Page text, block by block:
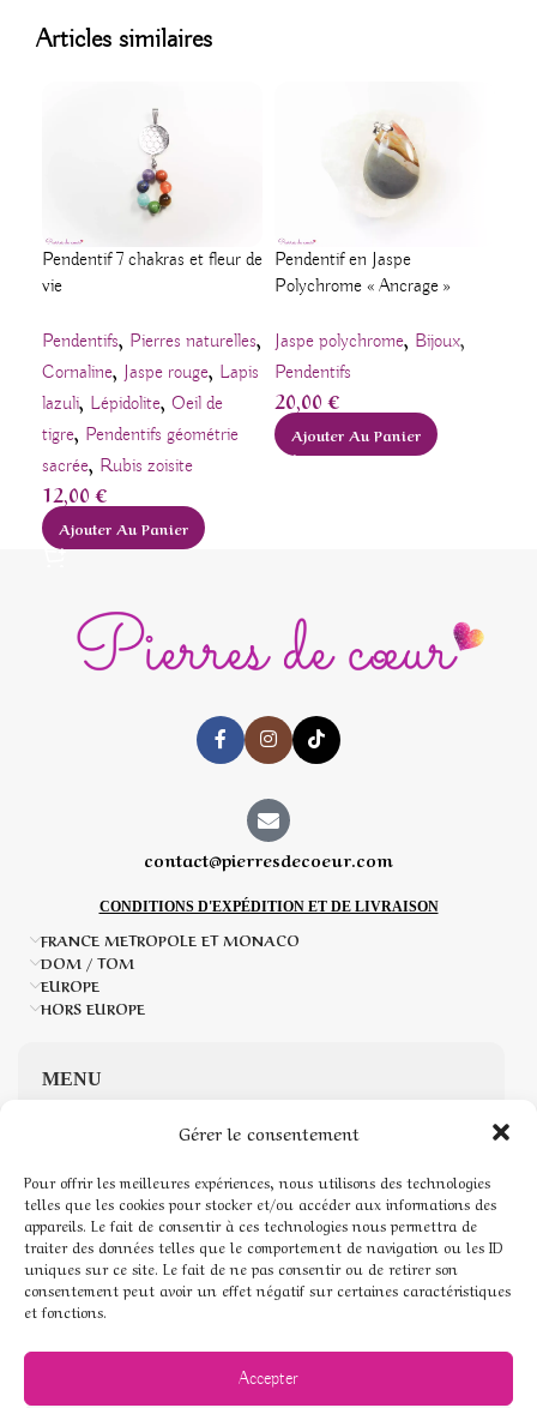
Gérer le consentement
Pour offrir les meilleures expériences, nous utilisons des technologies
telles que les cookies pour stocker et/ou accéder aux informations des
appareils. Le fait de consentir à ces technologies nous permettra de
traiter des données telles que le comportement de navigation ou les ID
uniques sur ce site. Le fait de ne pas consentir ou de retirer son
consentement peut avoir un effet négatif sur certaines caractéristiques
et fonctions.
Accepter
Articles similaires
Pendentif 7 chakras et fleur de
vie
Pendentifs, Pierres naturelles,
Cornaline, Jaspe rouge, Lapis
lazuli, Lépidolite, Oeil de
tigre, Pendentifs géométrie
sacrée, Rubis zoisite
12,00€
Ajouter Au Panier
Pendentif en Jaspe
Polychrome « Ancrage »
Jaspe polychrome, Bijoux,
Pendentifs
20,00€
Ajouter Au Panier
contact@pierresdecoeur.com
CONDITIONS D'EXPÉDITION ET DE LIVRAISON
FRANCE METROPOLE ET MONACO
DOM / TOM
EUROPE
HORS EUROPE
MENU
Boutique de Pierres naturelles
Mon compte
Mentions légales
Conditions générales de vente